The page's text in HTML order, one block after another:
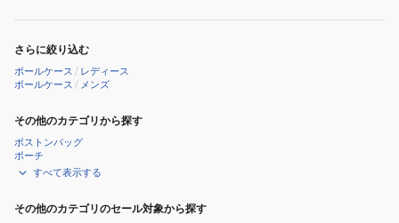
さらに絞り込む
ボールケース / レディース
ボールケース / メンズ
その他のカテゴリから探す
ボストンバッグ
ポーチ
すべて表示する
その他のカテゴリのセール対象から探す